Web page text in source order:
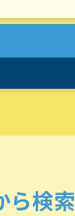
ら検索